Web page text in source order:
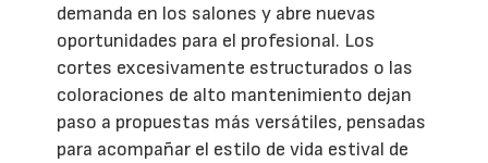
demanda en los salones y abre nuevas
oportunidades para el profesional. Los
cortes excesivamente estructurados o las
coloraciones de alto mantenimiento dejan
paso a propuestas más versátiles, pensadas
para acompañar el estilo de vida estival de